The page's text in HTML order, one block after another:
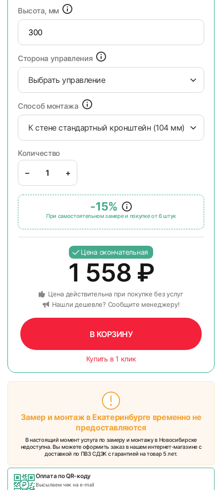
Высота, мм
Сторона управления
Выбрать управление
Способ монтажа
К стене стандартный кронштейн (104 мм)
Количество
– +
-15%
При самостоятельном замере и покупке от 6 штук
Цена окончательная
1 558 ₽
Цена действительна при покупке без услуг
Нашли дешевле? Сообщите менеджеру!
В КОРЗИНУ
Купить в 1 клик
Замер и монтаж в Екатеринбурге временно не
предоставляются
В настоящий момент услуга по замеру и монтажу в Новосибирске
недоступна. Вы можете оформить заказ в нашем интернет-магазине с
доставкой по ПВЗ СДЭК с гарантией на товар 5 лет.
Оплата по QR-коду
Высылаем чек на e-mail